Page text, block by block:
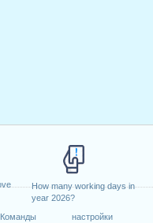
How many working days in
year 2026?
Команды
настройки